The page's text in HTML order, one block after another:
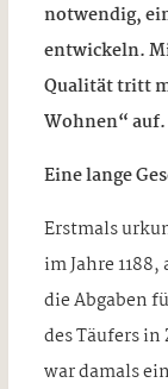
notwendig,
entwickeln.
Qualität tritt
Wohnen“ auf.
Eine lange
Erstmals
im Jahre
die Abgaben
des Täufers
war damals